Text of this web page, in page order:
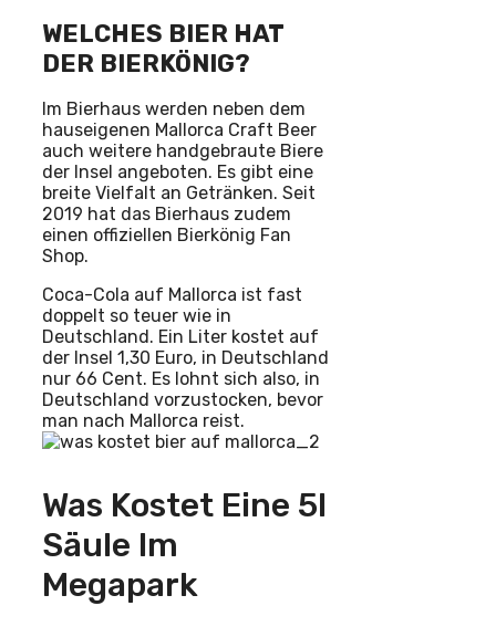
WELCHES BIER HAT
DER BIERKÖNIG?
Im Bierhaus werden neben dem
hauseigenen Mallorca Craft Beer
auch weitere handgebraute Biere
der Insel angeboten. Es gibt eine
breite Vielfalt an Getränken. Seit
2019 hat das Bierhaus zudem
einen offiziellen Bierkönig Fan
Shop.
Coca-Cola auf Mallorca ist fast
doppelt so teuer wie in
Deutschland. Ein Liter kostet auf
der Insel 1,30 Euro, in Deutschland
nur 66 Cent. Es lohnt sich also, in
Deutschland vorzustocken, bevor
man nach Mallorca reist.
Was Kostet Eine 5l
Säule Im
Megapark